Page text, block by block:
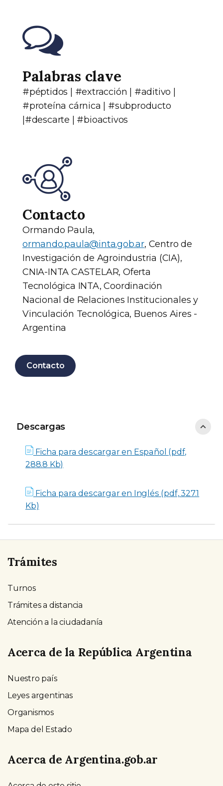
Palabras clave
#péptidos | #extracción | #aditivo |
#proteína cárnica | #subproducto
|#descarte | #bioactivos
Contacto
Ormando Paula,
ormando.paula@inta.gob.ar, Centro de
Investigación de Agroindustria (CIA),
CNIA-INTA CASTELAR, Oferta
Tecnológica INTA, Coordinación
Nacional de Relaciones Institucionales y
Vinculación Tecnológica, Buenos Aires -
Argentina
Contacto
Descargas
Descargas
Ficha para descargar en Español (pdf,
288.8 Kb)
Ficha para descargar en Inglés (pdf, 327.1
Kb)
Trámites
Turnos
Trámites a distancia
Atención a la ciudadanía
Acerca de la República Argentina
Nuestro país
Leyes argentinas
Organismos
Mapa del Estado
Acerca de Argentina.gob.ar